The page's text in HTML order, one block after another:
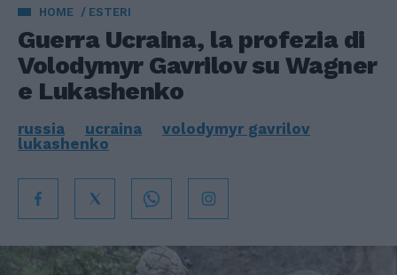
HOME ESTERI
Guerra Ucraina, la profezia di
Volodymyr Gavrilov su Wagner
e Lukashenko
russia ucraina
volodymyr gavrilov
lukashenko